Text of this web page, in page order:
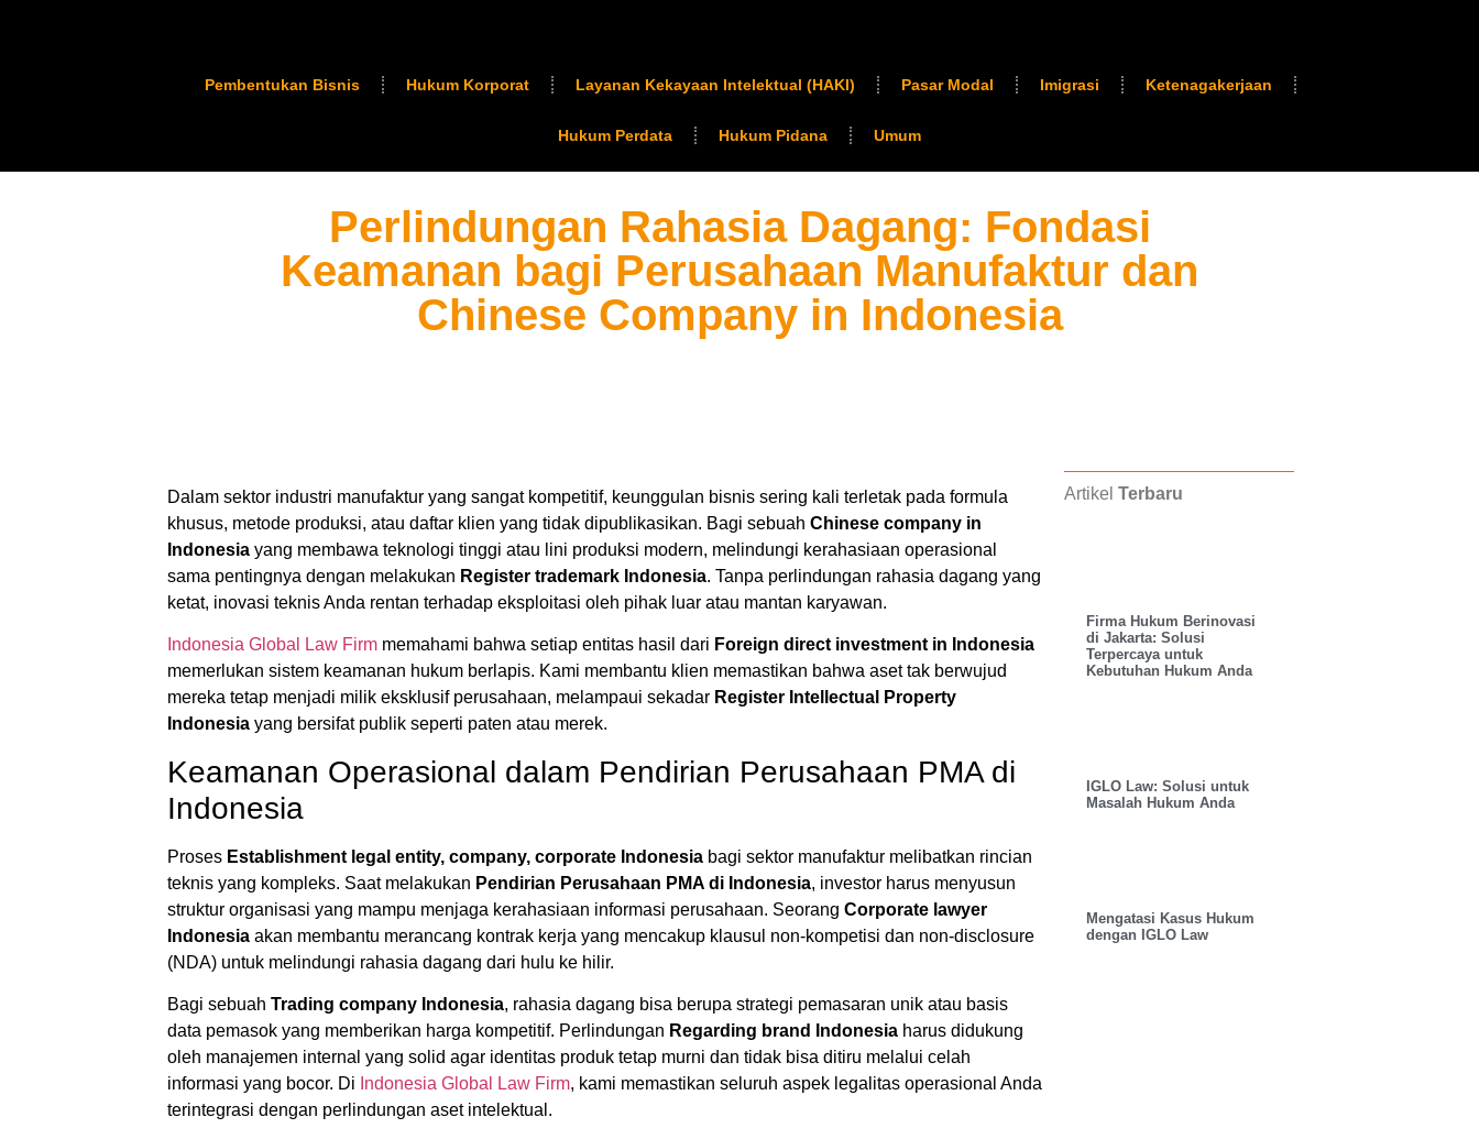
Pembentukan Bisnis Hukum Korporat Layanan Kekayaan Intelektual (HAKI) Pasar Modal Imigrasi Ketenagakerjaan
Hukum Perdata Hukum Pidana Umum
Perlindungan Rahasia Dagang: Fondasi
Keamanan bagi Perusahaan Manufaktur dan
Chinese Company in Indonesia
Dalam sektor industri manufaktur yang sangat kompetitif, keunggulan bisnis sering kali terletak pada formula
khusus, metode produksi, atau daftar klien yang tidak dipublikasikan. Bagi sebuah Chinese company in
Indonesia yang membawa teknologi tinggi atau lini produksi modern, melindungi kerahasiaan operasional
sama pentingnya dengan melakukan Register trademark Indonesia. Tanpa perlindungan rahasia dagang yang
ketat, inovasi teknis Anda rentan terhadap eksploitasi oleh pihak luar atau mantan karyawan.
Indonesia Global Law Firm memahami bahwa setiap entitas hasil dari Foreign direct investment in Indonesia
memerlukan sistem keamanan hukum berlapis. Kami membantu klien memastikan bahwa aset tak berwujud
mereka tetap menjadi milik eksklusif perusahaan, melampaui sekadar Register Intellectual Property
Indonesia yang bersifat publik seperti paten atau merek.
Keamanan Operasional dalam Pendirian Perusahaan PMA di
Indonesia
Proses Establishment legal entity, company, corporate Indonesia bagi sektor manufaktur melibatkan rincian
teknis yang kompleks. Saat melakukan Pendirian Perusahaan PMA di Indonesia, investor harus menyusun
struktur organisasi yang mampu menjaga kerahasiaan informasi perusahaan. Seorang Corporate lawyer
Indonesia akan membantu merancang kontrak kerja yang mencakup klausul non-kompetisi dan non-disclosure
(NDA) untuk melindungi rahasia dagang dari hulu ke hilir.
Bagi sebuah Trading company Indonesia, rahasia dagang bisa berupa strategi pemasaran unik atau basis
data pemasok yang memberikan harga kompetitif. Perlindungan Regarding brand Indonesia harus didukung
oleh manajemen internal yang solid agar identitas produk tetap murni dan tidak bisa ditiru melalui celah
informasi yang bocor. Di Indonesia Global Law Firm, kami memastikan seluruh aspek legalitas operasional Anda
terintegrasi dengan perlindungan aset intelektual.
Artikel Terbaru
Firma Hukum Berinovasi
di Jakarta: Solusi
Terpercaya untuk
Kebutuhan Hukum Anda
IGLO Law: Solusi untuk
Masalah Hukum Anda
Mengatasi Kasus Hukum
dengan IGLO Law